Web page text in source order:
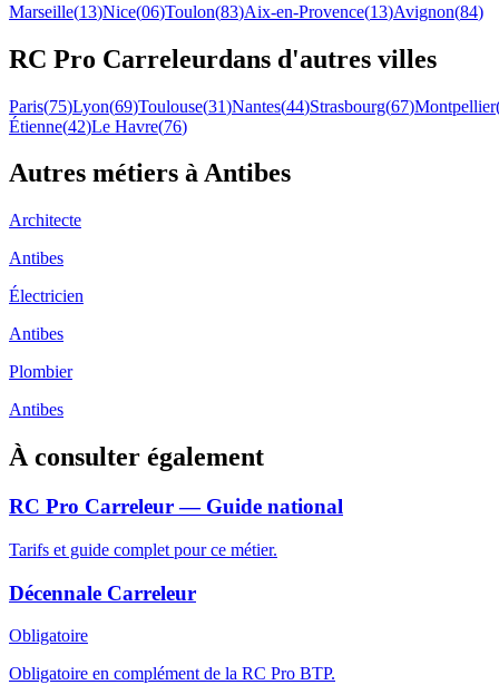
Marseille(13)Nice(06)Toulon(83)Aix-en-Provence(13)Avignon(84)
RC Pro Carreleurdans d'autres villes
Paris(75)Lyon(69)Toulouse(31)Nantes(44)Strasbourg(67)Montpellier
Étienne(42)Le Havre(76)
Autres métiers àAntibes
Architecte
Antibes
Électricien
Antibes
Plombier
Antibes
À consulter également
RC Pro Carreleur — Guide national
Tarifs et guide complet pour ce métier.
Décennale Carreleur
Obligatoire
Obligatoire en complément de la RC Pro BTP.